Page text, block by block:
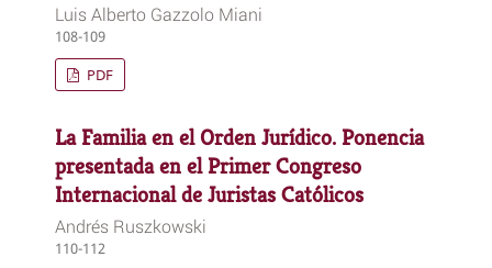
Luis Alberto Gazzolo Miani
108-109
PDF
La Familia en el Orden Jurídico. Ponencia
presentada en el Primer Congreso
Internacional de Juristas Católicos
Andrés Ruszkowski
110-112